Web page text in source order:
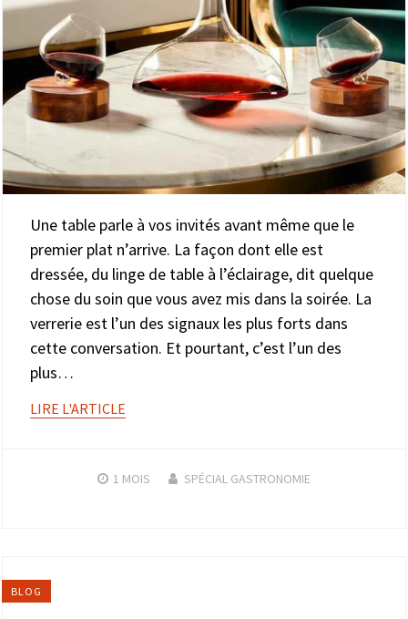
Une table parle à vos invités avant même que le
premier plat n’arrive. La façon dont elle est
dressée, du linge de table à l’éclairage, dit quelque
chose du soin que vous avez mis dans la soirée. La
verrerie est l’un des signaux les plus forts dans
cette conversation. Et pourtant, c’est l’un des
plus…
LIRE L'ARTICLE
1 MOIS SPÉCIAL GASTRONOMIE
BLOG